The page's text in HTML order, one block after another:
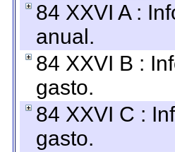
84 XXVI A :
anual.
84 XXVI B :
gasto.
84 XXVI C :
gasto.